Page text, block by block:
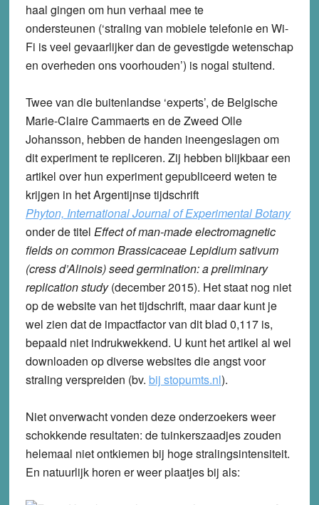
haal gingen om hun verhaal mee te
ondersteunen (‘straling van mobiele telefonie en Wi-
Fi is veel gevaarlijker dan de gevestigde wetenschap
en overheden ons voorhouden’) is nogal stuitend.
Twee van die buitenlandse ‘experts’, de Belgische
Marie-Claire Cammaerts en de Zweed Olle
Johansson, hebben de handen ineengeslagen om
dit experiment te repliceren. Zij hebben blijkbaar een
artikel over hun experiment gepubliceerd weten te
krijgen in het Argentijnse tijdschrift
Phyton, International Journal of Experimental Botany
onder de titel Effect of man-made electromagnetic
fields on common Brassicaceae Lepidium sativum
(cress d’Alinois) seed germination: a preliminary
replication study(december 2015). Het staat nog niet
op de website van het tijdschrift, maar daar kunt je
wel zien dat de impactfactor van dit blad 0,117 is,
bepaald niet indrukwekkend. U kunt het artikel al wel
downloaden op diverse websites die angst voor
straling verspreiden (bv. bij stopumts.nl).
Niet onverwacht vonden deze onderzoekers weer
schokkende resultaten: de tuinkerszaadjes zouden
helemaal niet ontkiemen bij hoge stralingsintensiteit.
En natuurlijk horen er weer plaatjes bij als: